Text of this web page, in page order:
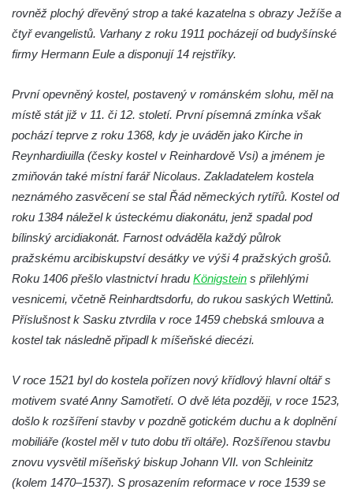
Pilát
Křížová cesta Římov – XVI. kaple – U
Herodesa
Pilát
Křížová cesta Římov – XIV. kaple – U
Kaifáše (U Děvečky)
Křížová cesta Římov – XIII. kaple – U
Křížová cesta Římov – XII. kaple – Vodní
brána
Křížová cesta Římov – XI. kaple – Ježíš
haněn a tupen
Křížová cesta Římov – X. kaple – U
Cedronu
Křížová cesta Římov – IX. kaple – U
Křížová cesta Římov – VIII. kaple – Kristus
svázán a ze zahrady vyhnán
Křížová cesta Římov – VII. kaple – Políbení
Jidášovo
Křížová cesta Římov – VI. kaple – Olivetská
rovněž plochý dřevěný strop a také kazatelna s obrazy Ježíše a
čtyř evangelistů. Varhany z roku 1911 pocházejí od budyšínské
firmy Hermann Eule a disponují 14 rejstříky.
První opevněný kostel, postavený v románském slohu, měl na
místě stát již v 11. či 12. století. První písemná zmínka však
pochází teprve z roku 1368, kdy je uváděn jako Kirche in
Reynhardiuilla (česky kostel v Reinhardově Vsi) a jménem je
zmiňován také místní farář Nicolaus. Zakladatelem kostela
neznámého zasvěcení se stal Řád německých rytířů. Kostel od
roku 1384 náležel k ústeckému diakonátu, jenž spadal pod
bílinský arcidiakonát. Farnost odváděla každý půlrok
pražskému arcibiskupství desátky ve výši 4 pražských grošů.
Roku 1406 přešlo vlastnictví hradu Königstein s přilehlými
vesnicemi, včetně Reinhardtsdorfu, do rukou saských Wettinů.
Příslušnost k Sasku ztvrdila v roce 1459 chebská smlouva a
kostel tak následně připadl k míšeňské diecézi.
V roce 1521 byl do kostela pořízen nový křídlový hlavní oltář s
motivem svaté Anny Samotřetí. O dvě léta později, v roce 1523,
došlo k rozšíření stavby v pozdně gotickém duchu a k doplnění
mobiliáře (kostel měl v tuto dobu tři oltáře). Rozšířenou stavbu
znovu vysvětil míšeňský biskup Johann VII. von Schleinitz
(kolem 1470–1537). S prosazením reformace v roce 1539 se